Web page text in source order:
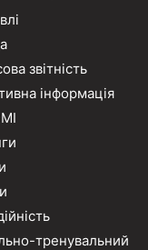
звітність
інформація
тренувальний